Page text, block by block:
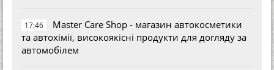
17:46
Master Care Shop - магазин автокосметики
та автохімії, високоякісні продукти для догляду за
автомобілем